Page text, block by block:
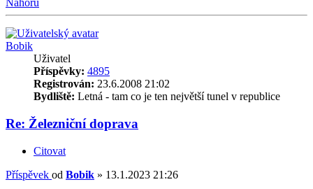
Nahoru
Bobik
Uživatel
Příspěvky: 4895
Registrován: 23.6.2008 21:02
Bydliště: Letná - tam co je ten největší tunel v republice
Re: Železniční doprava
Citovat
Příspěvek od Bobik » 13.1.2023 21:26